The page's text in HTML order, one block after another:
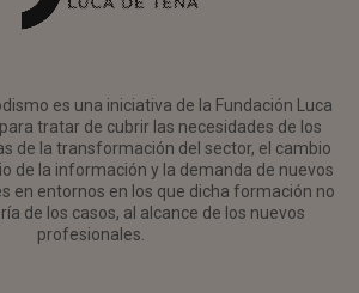
es una iniciativa de la Fundación Luca
tratar de cubrir las necesidades de los
de la transformación del sector, el cambio
de la información y la demanda de nuevos
en entornos en los que dicha formación no
de los casos, al alcance de los nuevos
profesionales.